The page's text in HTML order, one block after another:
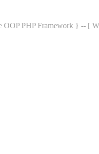
OOP PHP Framework } -- [